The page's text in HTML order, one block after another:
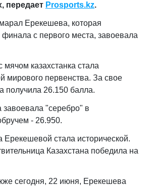
передает Prosports.kz.
Ерекешева, которая
финала с первого места, завоевала
мячом казахстанка стала
мирового первенства. За свое
получила 26.150 балла.
завоевала "серебро" в
- 26.950.
Ерекешевой стала исторической.
Казахстана победила на
сегодня, 22 июня, Ерекешева